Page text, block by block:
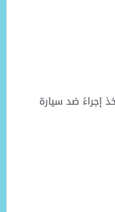
إجراءً ضد سيارة